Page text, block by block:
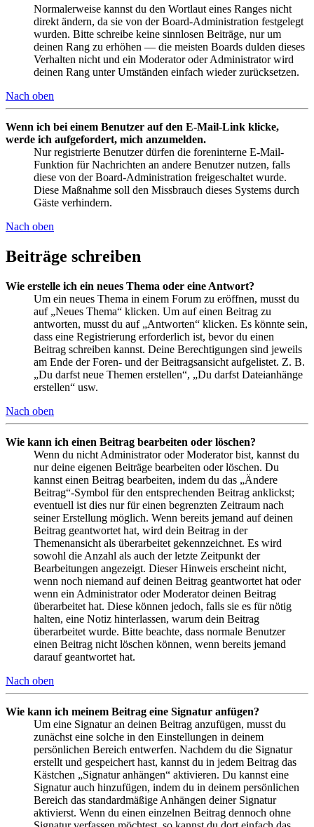
Normalerweise kannst du den Wortlaut eines Ranges nicht
direkt ändern, da sie von der Board-Administration festgelegt
wurden. Bitte schreibe keine sinnlosen Beiträge, nur um
deinen Rang zu erhöhen — die meisten Boards dulden dieses
Verhalten nicht und ein Moderator oder Administrator wird
deinen Rang unter Umständen einfach wieder zurücksetzen.
Nach oben
Wenn ich bei einem Benutzer auf den E-Mail-Link klicke,
werde ich aufgefordert, mich anzumelden.
Nur registrierte Benutzer dürfen die foreninterne E-Mail-
Funktion für Nachrichten an andere Benutzer nutzen, falls
diese von der Board-Administration freigeschaltet wurde.
Diese Maßnahme soll den Missbrauch dieses Systems durch
Gäste verhindern.
Nach oben
Beiträge schreiben
Wie erstelle ich ein neues Thema oder eine Antwort?
Um ein neues Thema in einem Forum zu eröffnen, musst du
auf „Neues Thema“ klicken. Um auf einen Beitrag zu
antworten, musst du auf „Antworten“ klicken. Es könnte sein,
dass eine Registrierung erforderlich ist, bevor du einen
Beitrag schreiben kannst. Deine Berechtigungen sind jeweils
am Ende der Foren- und der Beitragsansicht aufgelistet. Z. B.
„Du darfst neue Themen erstellen“, „Du darfst Dateianhänge
erstellen“ usw.
Nach oben
Wie kann ich einen Beitrag bearbeiten oder löschen?
Wenn du nicht Administrator oder Moderator bist, kannst du
nur deine eigenen Beiträge bearbeiten oder löschen. Du
kannst einen Beitrag bearbeiten, indem du das „Ändere
Beitrag“-Symbol für den entsprechenden Beitrag anklickst;
eventuell ist dies nur für einen begrenzten Zeitraum nach
seiner Erstellung möglich. Wenn bereits jemand auf deinen
Beitrag geantwortet hat, wird dein Beitrag in der
Themenansicht als überarbeitet gekennzeichnet. Es wird
sowohl die Anzahl als auch der letzte Zeitpunkt der
Bearbeitungen angezeigt. Dieser Hinweis erscheint nicht,
wenn noch niemand auf deinen Beitrag geantwortet hat oder
wenn ein Administrator oder Moderator deinen Beitrag
überarbeitet hat. Diese können jedoch, falls sie es für nötig
halten, eine Notiz hinterlassen, warum dein Beitrag
überarbeitet wurde. Bitte beachte, dass normale Benutzer
einen Beitrag nicht löschen können, wenn bereits jemand
darauf geantwortet hat.
Nach oben
Wie kann ich meinem Beitrag eine Signatur anfügen?
Um eine Signatur an deinen Beitrag anzufügen, musst du
zunächst eine solche in den Einstellungen in deinem
persönlichen Bereich entwerfen. Nachdem du die Signatur
erstellt und gespeichert hast, kannst du in jedem Beitrag das
Kästchen „Signatur anhängen“ aktivieren. Du kannst eine
Signatur auch hinzufügen, indem du in deinem persönlichen
Bereich das standardmäßige Anhängen deiner Signatur
aktivierst. Wenn du einen einzelnen Beitrag dennoch ohne